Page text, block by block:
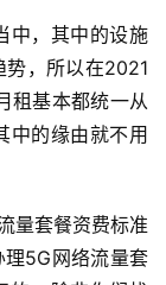
中，其中的设施
势，所以在2021
租基本都统一从
中的缘由就不用
量套餐资费标准
5G网络流量套